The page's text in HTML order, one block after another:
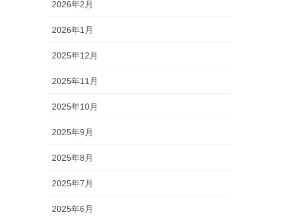
2026年2月
2026年1月
2025年12月
2025年11月
2025年10月
2025年9月
2025年8月
2025年7月
2025年6月